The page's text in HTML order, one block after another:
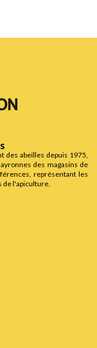
des abeilles depuis 1975,
des magasins de
représentant les
de l'apiculture.